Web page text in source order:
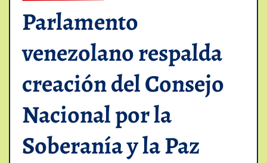
Parlamento
venezolano respalda
creación del Consejo
Nacional por la
Soberanía y la Paz